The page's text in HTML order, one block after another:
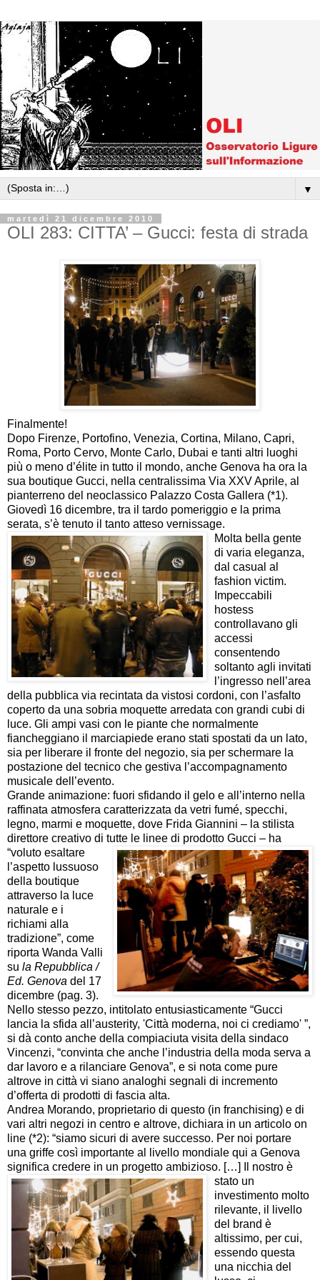
▼
martedì 21 dicembre 2010
OLI 283: CITTA’ – Gucci: festa di strada
Finalmente!
Dopo Firenze, Portofino, Venezia, Cortina, Milano, Capri,
Roma, Porto Cervo, Monte Carlo, Dubai e tanti altri luoghi
più o meno d’élite in tutto il mondo, anche Genova ha ora la
sua boutique Gucci, nella centralissima Via XXV Aprile, al
pianterreno del neoclassico Palazzo Costa Gallera (*1).
Giovedì 16 dicembre, tra il tardo pomeriggio e la prima
serata, s’è tenuto il tanto atteso vernissage.
Molta bella gente
di varia eleganza,
dal casual al
fashion victim.
Impeccabili
hostess
controllavano gli
accessi
consentendo
soltanto agli invitati
l’ingresso nell’area
della pubblica via recintata da vistosi cordoni, con l’asfalto
coperto da una sobria moquette arredata con grandi cubi di
luce. Gli ampi vasi con le piante che normalmente
fiancheggiano il marciapiede erano stati spostati da un lato,
sia per liberare il fronte del negozio, sia per schermare la
postazione del tecnico che gestiva l’accompagnamento
musicale dell’evento.
Grande animazione: fuori sfidando il gelo e all’interno nella
raffinata atmosfera caratterizzata da vetri fumé, specchi,
legno, marmi e moquette, dove Frida Giannini – la stilista
direttore creativo di tutte le linee di prodotto Gucci – ha
“voluto esaltare
l’aspetto lussuoso
della boutique
attraverso la luce
naturale e i
richiami alla
tradizione”, come
riporta Wanda Valli
su la Repubblica /
Ed. Genova del 17
dicembre (pag. 3).
Nello stesso pezzo, intitolato entusiasticamente “Gucci
lancia la sfida all’austerity, 'Città moderna, noi ci crediamo' ”,
si dà conto anche della compiaciuta visita della sindaco
Vincenzi, “convinta che anche l’industria della moda serva a
dar lavoro e a rilanciare Genova”, e si nota come pure
altrove in città vi siano analoghi segnali di incremento
d’offerta di prodotti di fascia alta.
Andrea Morando, proprietario di questo (in franchising) e di
vari altri negozi in centro e altrove, dichiara in un articolo on
line (*2): “siamo sicuri di avere successo. Per noi portare
una griffe così importante al livello mondiale qui a Genova
significa credere in un progetto ambizioso. […] Il nostro è
stato un
investimento molto
rilevante, il livello
del brand è
altissimo, per cui,
essendo questa
una nicchia del